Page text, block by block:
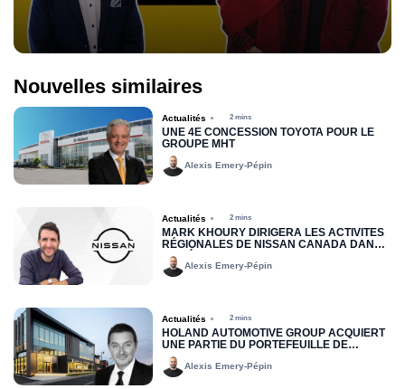
Nouvelles similaires
Actualités 2 mins
UNE 4E CONCESSION TOYOTA POUR LE
GROUPE MHT
Alexis Emery-Pépin
Actualités 2 mins
MARK KHOURY DIRIGERA LES ACTIVITÉS
RÉGIONALES DE NISSAN CANADA DANS
LA RÉGION DE L’EST
Alexis Emery-Pépin
Actualités 2 mins
HOLAND AUTOMOTIVE GROUP ACQUIERT
UNE PARTIE DU PORTEFEUILLE DE
LOCATION JOHN SCOTTI
Alexis Emery-Pépin